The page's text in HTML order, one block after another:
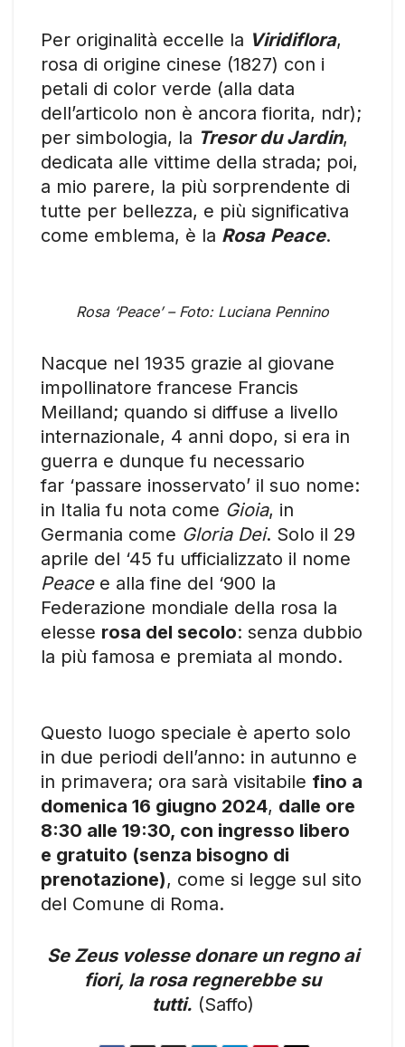
Per originalità eccelle la Viridiflora,
rosa di origine cinese (1827) con i
petali di color verde (alla data
dell’articolo non è ancora fiorita, ndr);
per simbologia, la Tresor du Jardin,
dedicata alle vittime della strada; poi,
a mio parere, la più sorprendente di
tutte per bellezza, e più significativa
come emblema, è la Rosa Peace.
Rosa ‘Peace’ – Foto: Luciana Pennino
Nacque nel 1935 grazie al giovane
impollinatore francese Francis
Meilland; quando si diffuse a livello
internazionale, 4 anni dopo, si era in
guerra e dunque fu necessario
far ‘passare inosservato’ il suo nome:
in Italia fu nota come Gioia, in
Germania come Gloria Dei. Solo il 29
aprile del ‘45 fu ufficializzato il nome
Peacee alla fine del ‘900 la
Federazione mondiale della rosa la
elesse rosa del secolo: senza dubbio
la più famosa e premiata al mondo.
Questo luogo speciale è aperto solo
in due periodi dell’anno: in autunno e
in primavera; ora sarà visitabile fino a
domenica 16 giugno 2024, dalle ore
8:30 alle 19:30, con ingresso libero
e gratuito (senza bisogno di
prenotazione), come si legge sul sito
del Comune di Roma.
Se Zeus volesse donare un regno ai
fiori, la rosa regnerebbe su
tutti. (Saffo)